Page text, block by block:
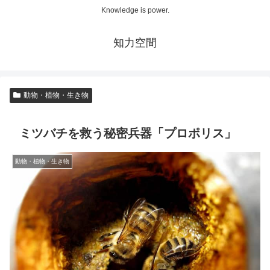
Knowledge is power.
知力空間
動物・植物・生き物
ミツバチを救う秘密兵器「プロポリス」
動物・植物・生き物